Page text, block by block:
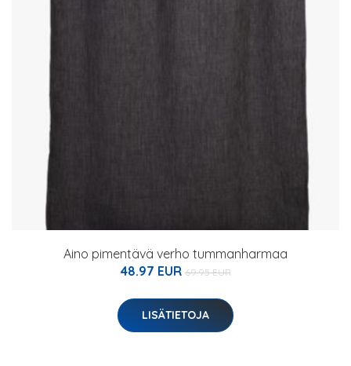
Aino pimentävä verho tummanharmaa
48.97 EUR 69.95 EUR
LISÄTIETOJA